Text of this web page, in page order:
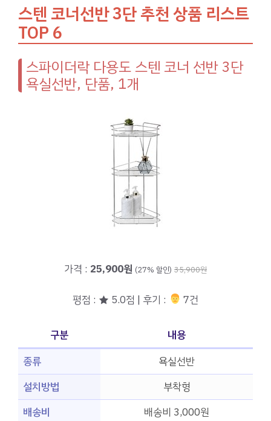
스텐 코너선반 3단 추천 상품 리스트
TOP 6
스파이더락 다용도 스텐 코너 선반 3단
욕실선반, 단품, 1개
가격 : 25,900원 (27% 할인) 35,900원
평점 : ★ 5.0점 | 후기 : ‍‍ 7건
구분
내용
종류
욕실선반
설치방법
부착형
배송비
배송비 3,000원